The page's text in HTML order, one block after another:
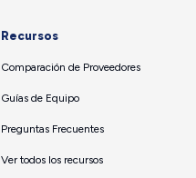
Recursos
Comparación de Proveedores
Guías de Equipo
Preguntas Frecuentes
Ver todos los recursos